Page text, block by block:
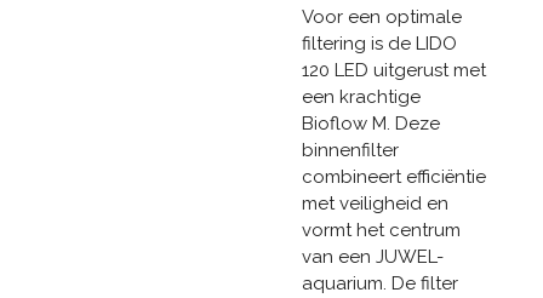
Voor een optimale
filtering is de LIDO
120 LED uitgerust met
een krachtige
Bioflow M. Deze
binnenfilter
combineert efficiëntie
met veiligheid en
vormt het centrum
van een JUWEL-
aquarium. De filter